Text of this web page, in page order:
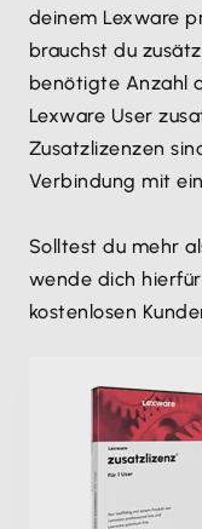
deinem Lexware
brauchst du
benötigte Anzahl
Lexware User
Zusatzlizenzen
Verbindung mit
Solltest du mehr
wende dich
kostenlosen